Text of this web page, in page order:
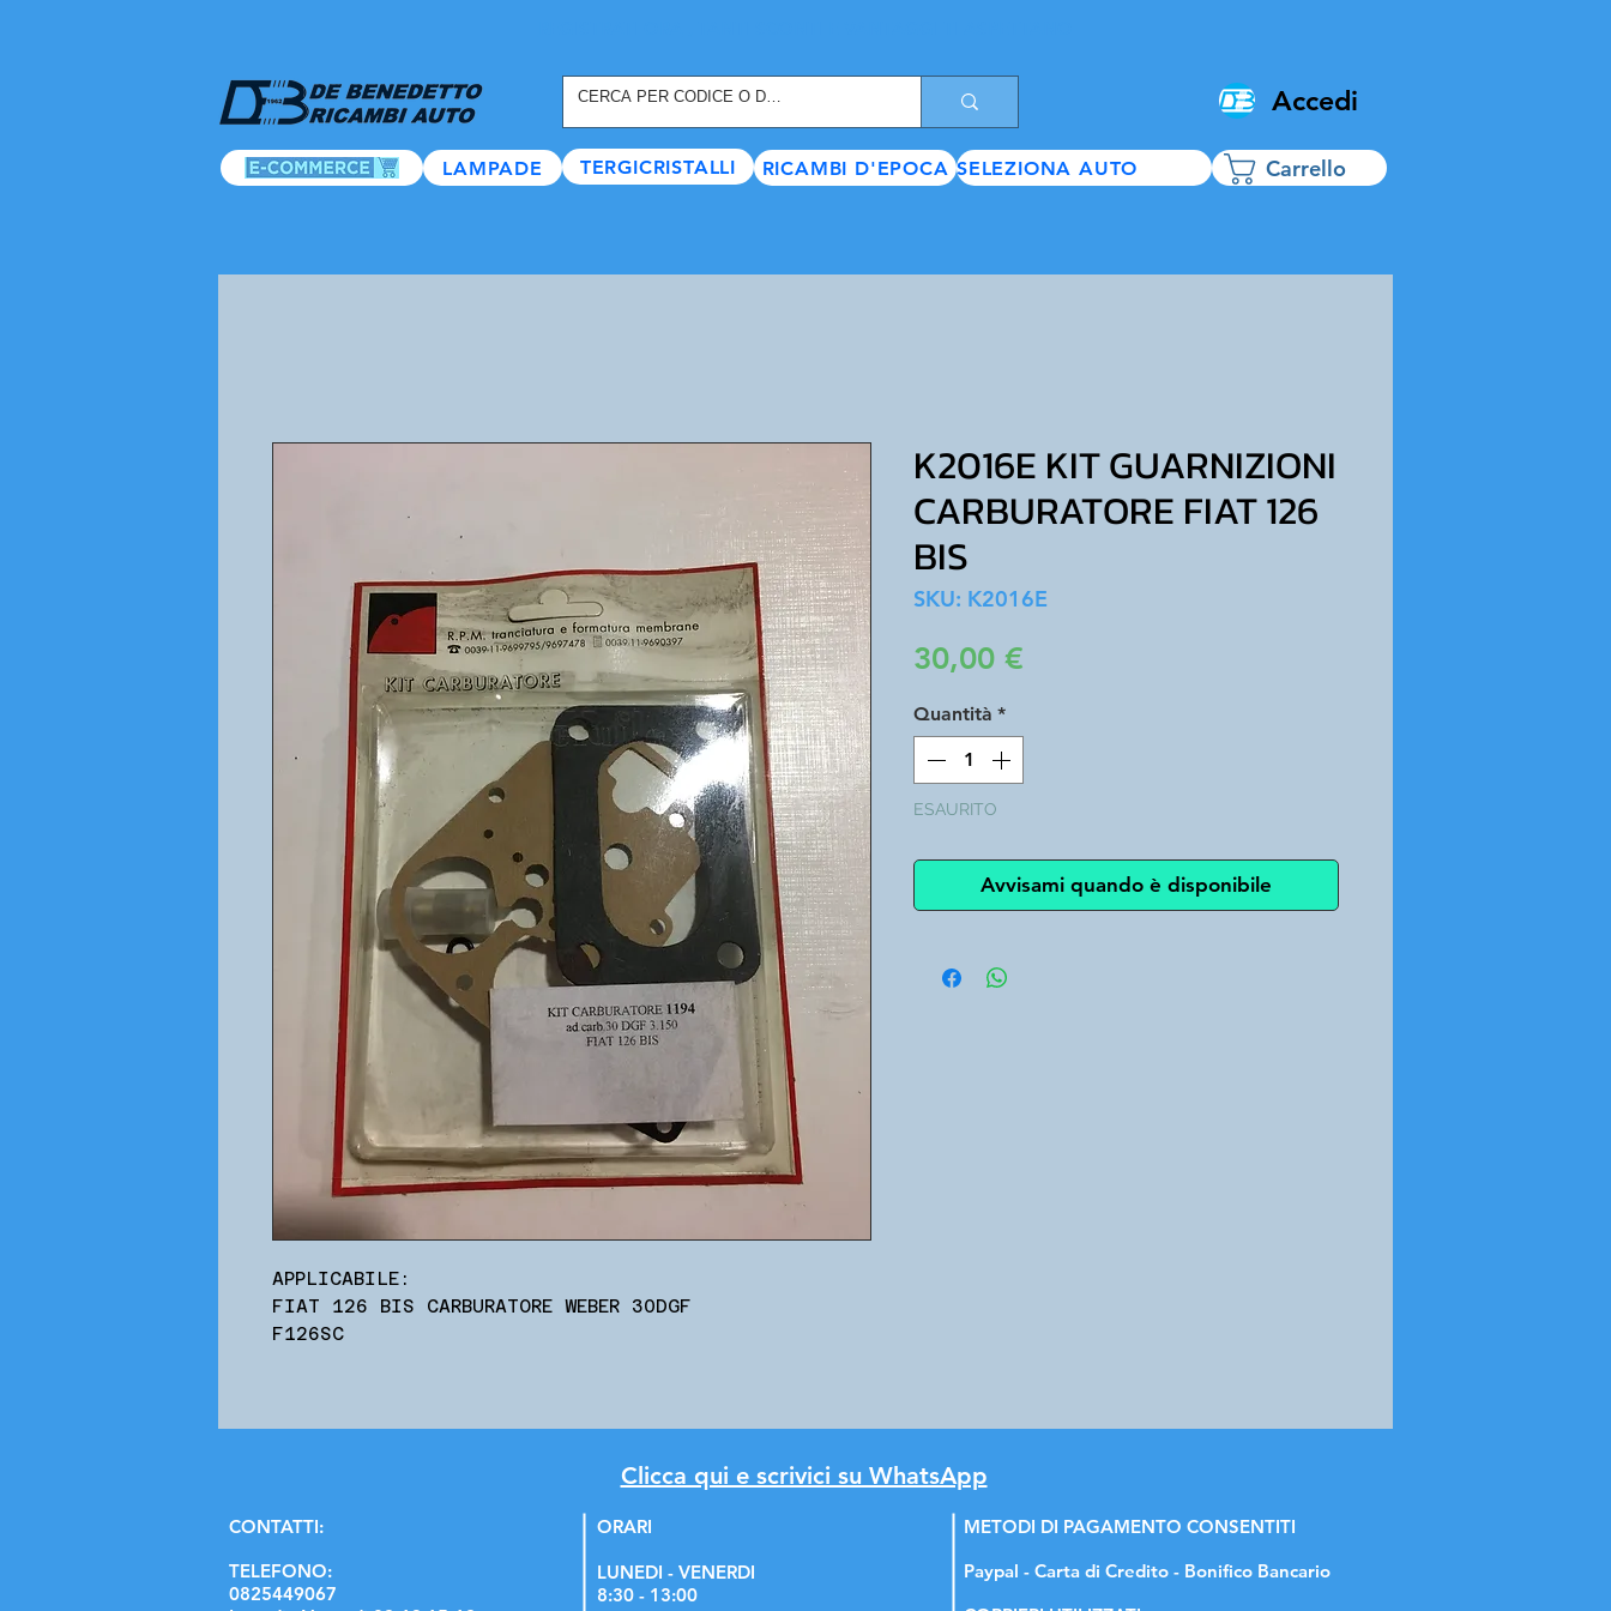
LAMPADE TERGICRISTALLI RICAMBI D'EPOCA SELEZIONA AUTO
Accedi
Carrello
APPLICABILE:
FIAT 126 BIS CARBURATORE WEBER 30DGF
F126SC
K2016E KIT GUARNIZIONI
CARBURATORE FIAT 126
BIS
SKU: K2016E
30,00 €
Quantità *
ESAURITO
Avvisami quando è disponibile
Clicca qui e scrivici su WhatsApp
CONTATTI:
TELEFONO:
0825449067
ORARI
LUNEDI - VENERDI
8:30 - 13:00
METODI DI PAGAMENTO CONSENTITI
Paypal - Carta di Credito - Bonifico Bancario